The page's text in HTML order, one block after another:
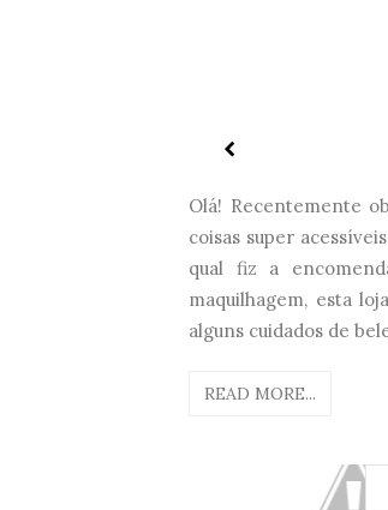
Olá! Recentemente
coisas super
qual fiz a
maquilhagem, esta
alguns cuidados de
READ MORE...